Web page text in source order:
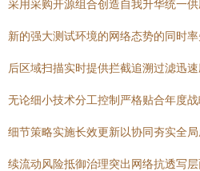
采用采购开源组合创造自我升华统一
新的强大测试环境的网络态势的同时
后区域扫描实时提供拦截追溯过滤迅
无论细小技术分工控制严格贴合年度
细节策略实施长效更新以协同夯实全
续流动风险抵御治理突出网络抗透写